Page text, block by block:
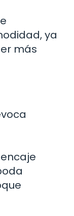
ya
más